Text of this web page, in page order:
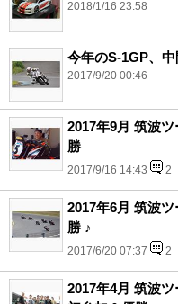
2018/1/16 23:58
今年のS-1GP、
2017/9/20 00:46
2017年9月 筑波
勝
2017/9/16 14:43 2
2017年6月 筑波
勝 ♪
2017/6/20 07:37 2
2017年4月 筑波